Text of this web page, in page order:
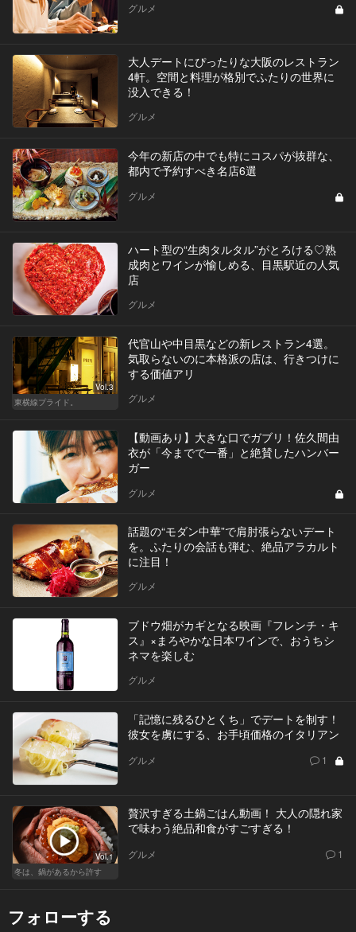
グルメ
大人デートにぴったりな大阪のレストラン
4軒。空間と料理が格別でふたりの世界に
没入できる！
グルメ
今年の新店の中でも特にコスパが抜群な、
都内で予約すべき名店6選
グルメ
ハート型の“生肉タルタル”がとろける♡熟
成肉とワインが愉しめる、目黒駅近の人気
店
グルメ
Vol.3
東横線プライド。
代官山や中目黒などの新レストラン4選。
気取らないのに本格派の店は、行きつけに
する価値アリ
グルメ
【動画あり】大きな口でガブリ！佐久間由
衣が「今までで一番」と絶賛したハンバー
ガー
グルメ
話題の“モダン中華”で肩肘張らないデート
を。ふたりの会話も弾む、絶品アラカルト
に注目！
グルメ
ブドウ畑がカギとなる映画『フレンチ・キ
ス』×まろやかな日本ワインで、おうちシ
ネマを楽しむ
グルメ
「記憶に残るひとくち」でデートを制す！
彼女を虜にする、お手頃価格のイタリアン
グルメ 1
Vol.1
冬は、鍋があるから許す
贅沢すぎる土鍋ごはん動画！ 大人の隠れ家
で味わう絶品和食がすごすぎる！
グルメ 1
フォローする